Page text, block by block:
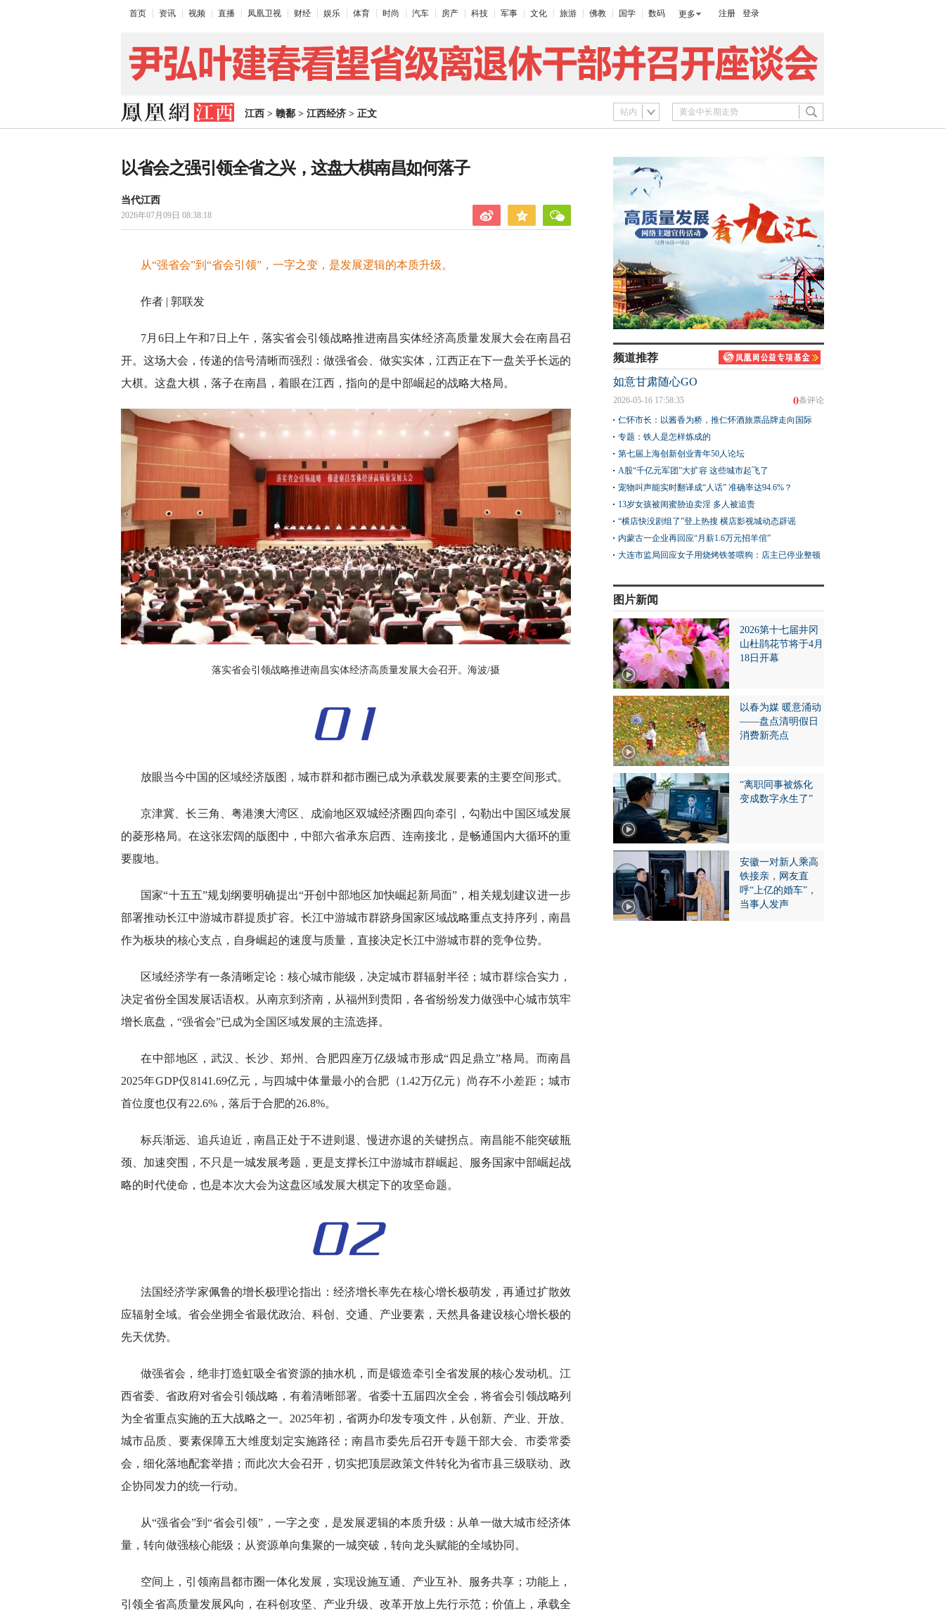
首页 资讯 视频 直播 凤凰卫视 财经 娱乐 体育 时尚 汽车 房产 科技 军事 文化 旅游 佛教 国学 数码 更多 注册 登录
江西 > 赣鄱 > 江西经济 > 正文 站内
以省会之强引领全省之兴，这盘大棋南昌如何落子
当代江西
2026年07月09日 08:38:18
从“强省会”到“省会引领”，一字之变，是发展逻辑的本质升级。
作者 | 郭联发
7月6日上午和7日上午，落实省会引领战略推进南昌实体经济高质量发展大会在南昌召
开。这场大会，传递的信号清晰而强烈：做强省会、做实实体，江西正在下一盘关乎长远的
大棋。这盘大棋，落子在南昌，着眼在江西，指向的是中部崛起的战略大格局。
落实省会引领战略推进南昌实体经济高质量发展大会召开。海波/摄
放眼当今中国的区域经济版图，城市群和都市圈已成为承载发展要素的主要空间形式。
京津冀、长三角、粤港澳大湾区、成渝地区双城经济圈四向牵引，勾勒出中国区域发展
的菱形格局。在这张宏阔的版图中，中部六省承东启西、连南接北，是畅通国内大循环的重
要腹地。
国家“十五五”规划纲要明确提出“开创中部地区加快崛起新局面”，相关规划建议进一步
部署推动长江中游城市群提质扩容。长江中游城市群跻身国家区域战略重点支持序列，南昌
作为板块的核心支点，自身崛起的速度与质量，直接决定长江中游城市群的竞争位势。
区域经济学有一条清晰定论：核心城市能级，决定城市群辐射半径；城市群综合实力，
决定省份全国发展话语权。从南京到济南，从福州到贵阳，各省纷纷发力做强中心城市筑牢
增长底盘，“强省会”已成为全国区域发展的主流选择。
在中部地区，武汉、长沙、郑州、合肥四座万亿级城市形成“四足鼎立”格局。而南昌
2025年GDP仅8141.69亿元，与四城中体量最小的合肥（1.42万亿元）尚存不小差距；城市
首位度也仅有22.6%，落后于合肥的26.8%。
标兵渐远、追兵迫近，南昌正处于不进则退、慢进亦退的关键拐点。南昌能不能突破瓶
颈、加速突围，不只是一城发展考题，更是支撑长江中游城市群崛起、服务国家中部崛起战
略的时代使命，也是本次大会为这盘区域发展大棋定下的攻坚命题。
法国经济学家佩鲁的增长极理论指出：经济增长率先在核心增长极萌发，再通过扩散效
应辐射全域。省会坐拥全省最优政治、科创、交通、产业要素，天然具备建设核心增长极的
先天优势。
做强省会，绝非打造虹吸全省资源的抽水机，而是锻造牵引全省发展的核心发动机。江
西省委、省政府对省会引领战略，有着清晰部署。省委十五届四次全会，将省会引领战略列
为全省重点实施的五大战略之一。2025年初，省两办印发专项文件，从创新、产业、开放、
城市品质、要素保障五大维度划定实施路径；南昌市委先后召开专题干部大会、市委常委
会，细化落地配套举措；而此次大会召开，切实把顶层政策文件转化为省市县三级联动、政
企协同发力的统一行动。
从“强省会”到“省会引领”，一字之变，是发展逻辑的本质升级：从单一做大城市经济体
量，转向做强核心能级；从资源单向集聚的一城突破，转向龙头赋能的全域协同。
空间上，引领南昌都市圈一体化发展，实现设施互通、产业互补、服务共享；功能上，
引领全省高质量发展风向，在科创攻坚、产业升级、改革开放上先行示范；价值上，承载全
频道推荐
如意甘肃随心GO
0条评论
2026-05-16 17:58:35
仁怀市长：以酱香为桥，推仁怀酒旅票品牌走向国际
专题：铁人是怎样炼成的
第七届上海创新创业青年50人论坛
A股“千亿元军团”大扩容 这些城市起飞了
宠物叫声能实时翻译成“人话” 准确率达94.6%？
13岁女孩被闺蜜胁迫卖淫 多人被追责
“横店快没剧组了”登上热搜 横店影视城动态辟谣
内蒙古一企业再回应“月薪1.6万元招羊倌”
大连市监局回应女子用烧烤铁签喂狗：店主已停业整顿
图片新闻
2026第十七届井冈
山杜鹃花节将于4月
18日开幕
以春为媒 暖意涌动
——盘点清明假日
消费新亮点
“离职同事被炼化
变成数字永生了”
安徽一对新人乘高
铁接亲，网友直
呼“上亿的婚车”，
当事人发声